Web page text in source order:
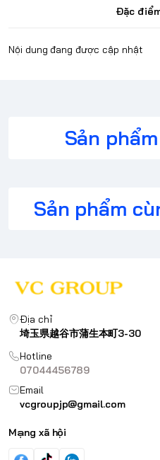
Đặc
Nội dung đang được cập nhật
Sản
Sản phẩm
Địa chỉ
埼玉県越谷市蒲生本町3-30
Hotline
07044456789
Email
vcgroupjp@gmail.com
Mạng xã hội